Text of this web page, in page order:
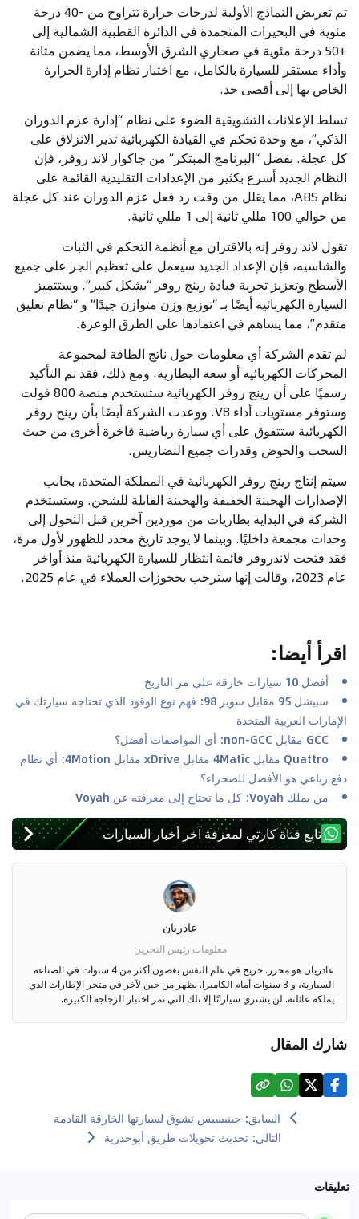
تم تعريض النماذج الأولية لدرجات حرارة تتراوح من -40 درجة
مئوية في البحيرات المتجمدة في الدائرة القطبية الشمالية إلى
+50 درجة مئوية في صحاري الشرق الأوسط، مما يضمن متانة
وأداء مستقر للسيارة بالكامل، مع اختبار نظام إدارة الحرارة
الخاص بها إلى أقصى حد.
تسلط الإعلانات التشويقية الضوء على نظام “إدارة عزم الدوران
الذكي”، مع وحدة تحكم في القيادة الكهربائية تدير الانزلاق على
كل عجلة. بفضل “البرنامج المبتكر” من جاكوار لاند روفر، فإن
النظام الجديد أسرع بكثير من الإعدادات التقليدية القائمة على
نظام ABS، مما يقلل من وقت رد فعل عزم الدوران عند كل عجلة
من حوالي 100 مللي ثانية إلى 1 مللي ثانية.
تقول لاند روفر إنه بالاقتران مع أنظمة التحكم في الثبات
والشاسيه، فإن الإعداد الجديد سيعمل على تعظيم الجر على جميع
الأسطح وتعزيز تجربة قيادة رينج روفر “بشكل كبير”. وستتميز
السيارة الكهربائية أيضًا بـ “توزيع وزن متوازن جيدًا” و “نظام تعليق
متقدم”، مما يساهم في اعتمادها على الطرق الوعرة.
لم تقدم الشركة أي معلومات حول ناتج الطاقة لمجموعة
المحركات الكهربائية أو سعة البطارية. ومع ذلك، فقد تم التأكيد
رسميًا على أن رينج روفر الكهربائية ستستخدم منصة 800 فولت
وستوفر مستويات أداء V8. ووعدت الشركة أيضًا بأن رينج روفر
الكهربائية ستتفوق على أي سيارة رياضية فاخرة أخرى من حيث
السحب والخوض وقدرات جميع التضاريس.
سيتم إنتاج رينج روفر الكهربائية في المملكة المتحدة، بجانب
الإصدارات الهجينة الخفيفة والهجينة القابلة للشحن. وستستخدم
الشركة في البداية بطاريات من موردين آخرين قبل التحول إلى
وحدات مجمعة داخليًا. وبينما لا يوجد تاريخ محدد للظهور لأول مرة،
فقد فتحت لاندروفر قائمة انتظار للسيارة الكهربائية منذ أواخر
عام 2023، وقالت إنها سترحب بحجوزات العملاء في عام 2025.
اقرأ أيضا:
أفضل 10 سيارات خارقة على مر التاريخ
سبيشل 95 مقابل سوبر 98: فهم نوع الوقود الذي تحتاجه سيارتك في
الإمارات العربية المتحدة
GCC مقابل non-GCC: أي المواصفات أفضل؟
Quattro مقابل 4Matic مقابل xDrive مقابل 4Motion: أي نظام
دفع رباعي هو الأفضل للصحراء؟
من يملك Voyah: كل ما تحتاج إلى معرفته عن Voyah
تابع قناة كارتي لمعرفة آخر أخبار السيارات
عادريان
معلومات رئيس التحرير :
عادريان هو محرر. خريج في علم النفس بغضون أكثر من 4 سنوات في الصناعة
السيارية، و 3 سنوات أمام الكاميرا. يظهر من حين لآخر في متجر الإطارات الذي
يملكه عائلته. لن يشتري سياراتًا إلا تلك التي تمر اختبار الزجاجة الكبيرة.
شارك المقال
السابق: جينيسيس تشوق لسيارتها الخارقة القادمة
التالي:تحديث تحويلات طريق أبوحدرية
تعليقات